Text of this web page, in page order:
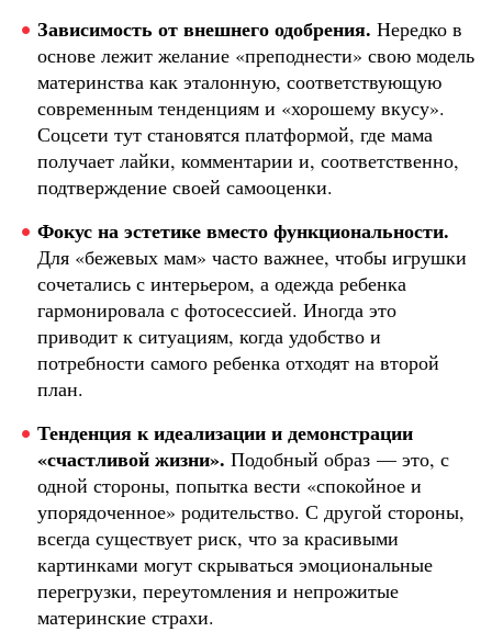
Зависимость от внешнего одобрения. Нередко в
основе лежит желание «преподнести» свою модель
материнства как эталонную, соответствующую
современным тенденциям и «хорошему вкусу».
Соцсети тут становятся платформой, где мама
получает лайки, комментарии и, соответственно,
подтверждение своей самооценки.
Фокус на эстетике вместо функциональности.
Для «бежевых мам» часто важнее, чтобы игрушки
сочетались с интерьером, а одежда ребенка
гармонировала с фотосессией. Иногда это
приводит к ситуациям, когда удобство и
потребности самого ребенка отходят на второй
план.
Тенденция к идеализации и демонстрации
«счастливой жизни». Подобный образ — это, с
одной стороны, попытка вести «спокойное и
упорядоченное» родительство. С другой стороны,
всегда существует риск, что за красивыми
картинками могут скрываться эмоциональные
перегрузки, переутомления и непрожитые
материнские страхи.